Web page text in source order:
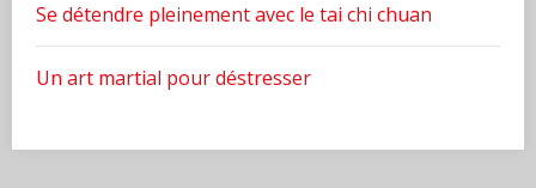
Se détendre pleinement avec le tai chi chuan
Un art martial pour déstresser